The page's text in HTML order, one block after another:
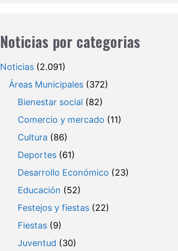
Noticias por categorias
Noticias(2.091)
Áreas Municipales(372)
Bienestar social (82)
Comercio y mercado (11)
Cultura (86)
Deportes(61)
Desarrollo Económico (23)
Educación (52)
Festejos y fiestas(22)
Fiestas(9)
Juventud (30)